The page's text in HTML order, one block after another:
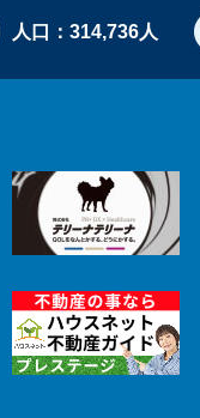
人口： 314,736人